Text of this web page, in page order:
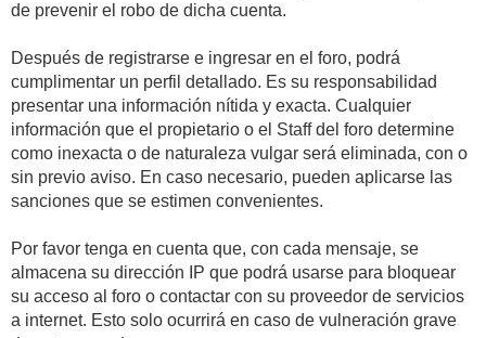
de prevenir el robo de dicha cuenta.
Después de registrarse e ingresar en el foro, podrá
cumplimentar un perfil detallado. Es su responsabilidad
presentar una información nítida y exacta. Cualquier
información que el propietario o el Staff del foro determine
como inexacta o de naturaleza vulgar será eliminada, con o
sin previo aviso. En caso necesario, pueden aplicarse las
sanciones que se estimen convenientes.
Por favor tenga en cuenta que, con cada mensaje, se
almacena su dirección IP que podrá usarse para bloquear
su acceso al foro o contactar con su proveedor de servicios
a internet. Esto solo ocurrirá en caso de vulneración grave